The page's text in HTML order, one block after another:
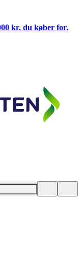
kr. du køber for.